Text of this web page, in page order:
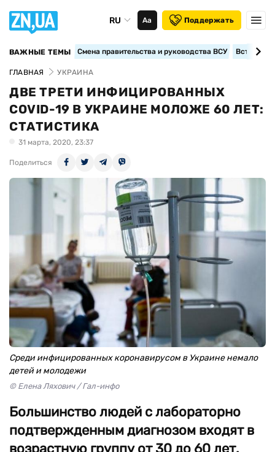
RU Аа Поддержать
ВАЖНЫЕ ТЕМЫ Смена правительства и руководства ВСУ
ГЛАВНАЯ УКРАИНА
ДВЕ ТРЕТИ ИНФИЦИРОВАННЫХ
COVID-19 В УКРАИНЕ МОЛОЖЕ 60 ЛЕТ:
СТАТИСТИКА
31 марта, 2020, 23:37
Поделиться
Среди инфицированных коронавирусом в Украине немало
детей и молодежи
© Елена Ляхович / Гал-инфо
Большинство людей с лабораторно
подтвержденным диагнозом входят в
возрастную группу от 30 до 60 лет.